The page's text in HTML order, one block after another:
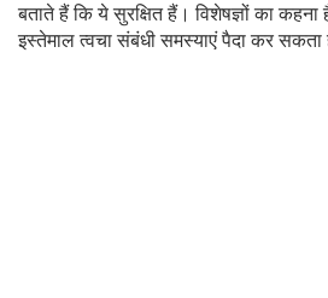
बताते हैं कि ये सुरक्षित हैं। विशेषज्ञों का
इस्तेमाल त्वचा संबंधी समस्याएं पैदा कर सकता